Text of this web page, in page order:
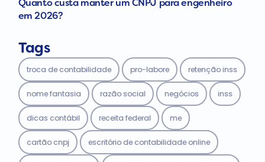
Quanto custa manter um CNPJ para engenheiro
em 2026?
Tags
troca de contabilidade pro-labore retenção inss
nome fantasia razão social negócios inss
dicas contábil receita federal me
cartão cnpj escritório de contabilidade online